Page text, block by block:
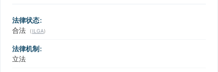
法律状态:
合法
( ILGA)
法律机制:
立法